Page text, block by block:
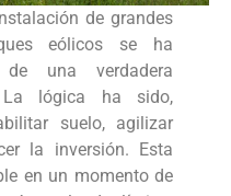
de grandes
eólicos se ha
una verdadera
La lógica ha sido,
suelo, agilizar
la inversión. Esta
en un momento de